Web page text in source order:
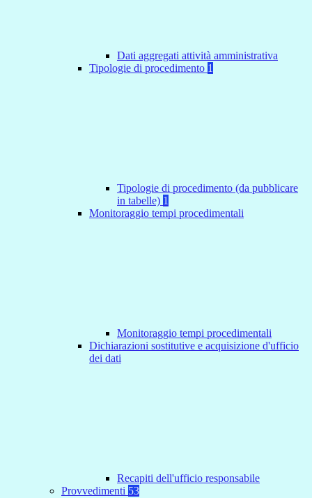
Dati aggregati attività amministrativa
Tipologie di procedimento 1
Tipologie di procedimento (da pubblicare
in tabelle) 1
Monitoraggio tempi procedimentali
Monitoraggio tempi procedimentali
Dichiarazioni sostitutive e acquisizione d'ufficio
dei dati
Recapiti dell'ufficio responsabile
Provvedimenti 53